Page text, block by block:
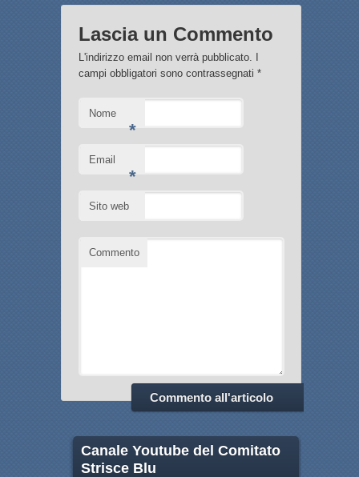
Lascia un Commento
L'indirizzo email non verrà pubblicato. I
campi obbligatori sono contrassegnati *
Nome
*
Email
*
Sito web
Commento
Canale Youtube del Comitato
Strisce Blu